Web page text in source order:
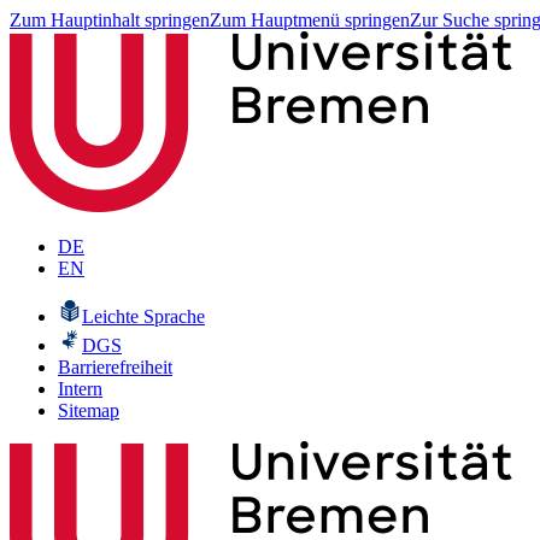
Zum Hauptinhalt springenZum Hauptmenü springenZur Suche
DE
EN
Leichte Sprache
DGS
Barrierefreiheit
Intern
Sitemap